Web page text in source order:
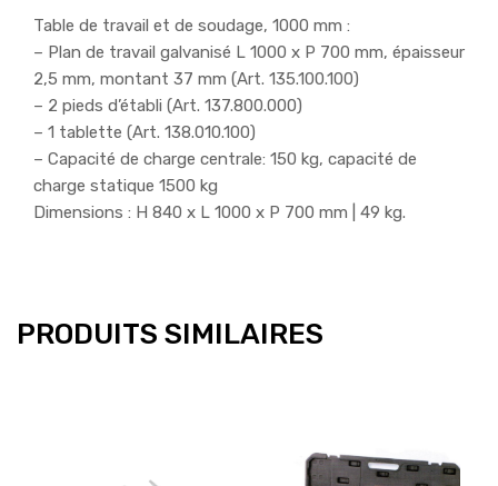
Table de travail et de soudage, 1000 mm :
– Plan de travail galvanisé L 1000 x P 700 mm, épaisseur
2,5 mm, montant 37 mm (Art. 135.100.100)
– 2 pieds d’établi (Art. 137.800.000)
– 1 tablette (Art. 138.010.100)
– Capacité de charge centrale: 150 kg, capacité de
charge statique 1500 kg
Dimensions : H 840 x L 1000 x P 700 mm | 49 kg.
PRODUITS SIMILAIRES